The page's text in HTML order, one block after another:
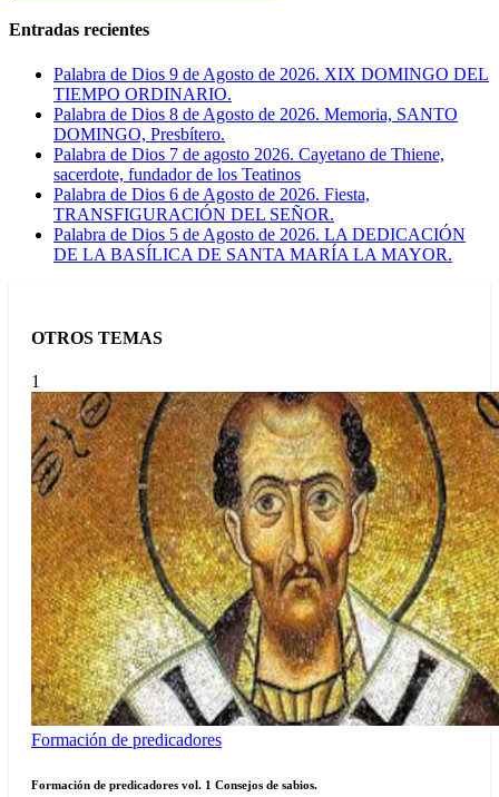
Entradas recientes
Palabra de Dios 9 de Agosto de 2026. XIX DOMINGO DEL
TIEMPO ORDINARIO.
Palabra de Dios 8 de Agosto de 2026. Memoria, SANTO
DOMINGO, Presbítero.
Palabra de Dios 7 de agosto 2026. Cayetano de Thiene,
sacerdote, fundador de los Teatinos
Palabra de Dios 6 de Agosto de 2026. Fiesta,
TRANSFIGURACIÓN DEL SEÑOR.
Palabra de Dios 5 de Agosto de 2026. LA DEDICACIÓN
DE LA BASÍLICA DE SANTA MARÍA LA MAYOR.
OTROS TEMAS
1
Formación de predicadores
Formación de predicadores vol. 1 Consejos de sabios.